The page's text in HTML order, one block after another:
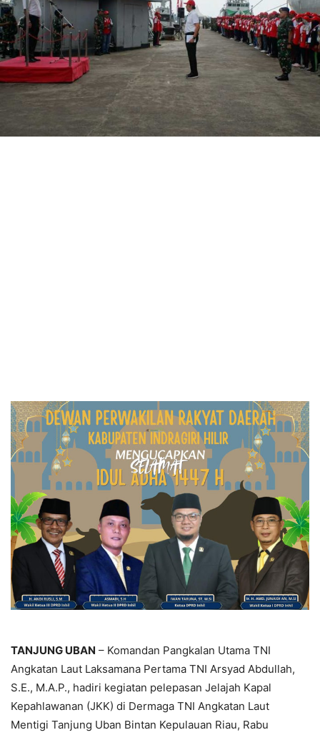
TANJUNG UBAN – Komandan Pangkalan Utama TNI
Angkatan Laut Laksamana Pertama TNI Arsyad Abdullah,
S.E., M.A.P., hadiri kegiatan pelepasan Jelajah Kapal
Kepahlawanan (JKK) di Dermaga TNI Angkatan Laut
Mentigi Tanjung Uban Bintan Kepulauan Riau, Rabu